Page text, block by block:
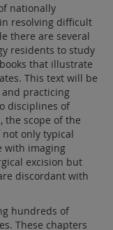
nationally
resolving difficult
there are several
residents to study
that illustrate
This text will be
practicing
disciplines of
the scope of the
only typical
with imaging
excision but
discordant with
hundreds of
These chapters